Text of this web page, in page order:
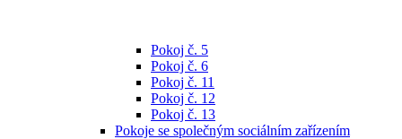
Pokoj č. 5
Pokoj č. 6
Pokoj č. 11
Pokoj č. 12
Pokoj č. 13
Pokoje se společným sociálním zařízením